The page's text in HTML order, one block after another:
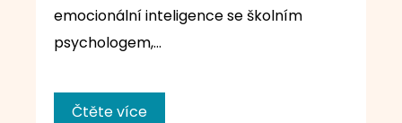
emocionální inteligence se školním
psychologem,…
Čtěte více